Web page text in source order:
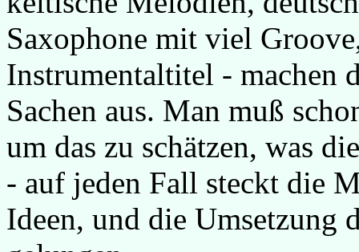
Saxophone mit viel
Instrumentaltitel - machen
Sachen aus. Man muß
um das zu schätzen, was
- auf jeden Fall steckt die
Ideen, und die Umsetzung